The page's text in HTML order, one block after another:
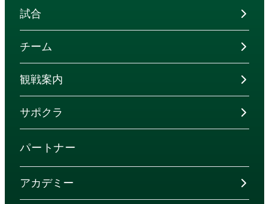
試合
チーム
観戦案内
サポクラ
パートナー
アカデミー